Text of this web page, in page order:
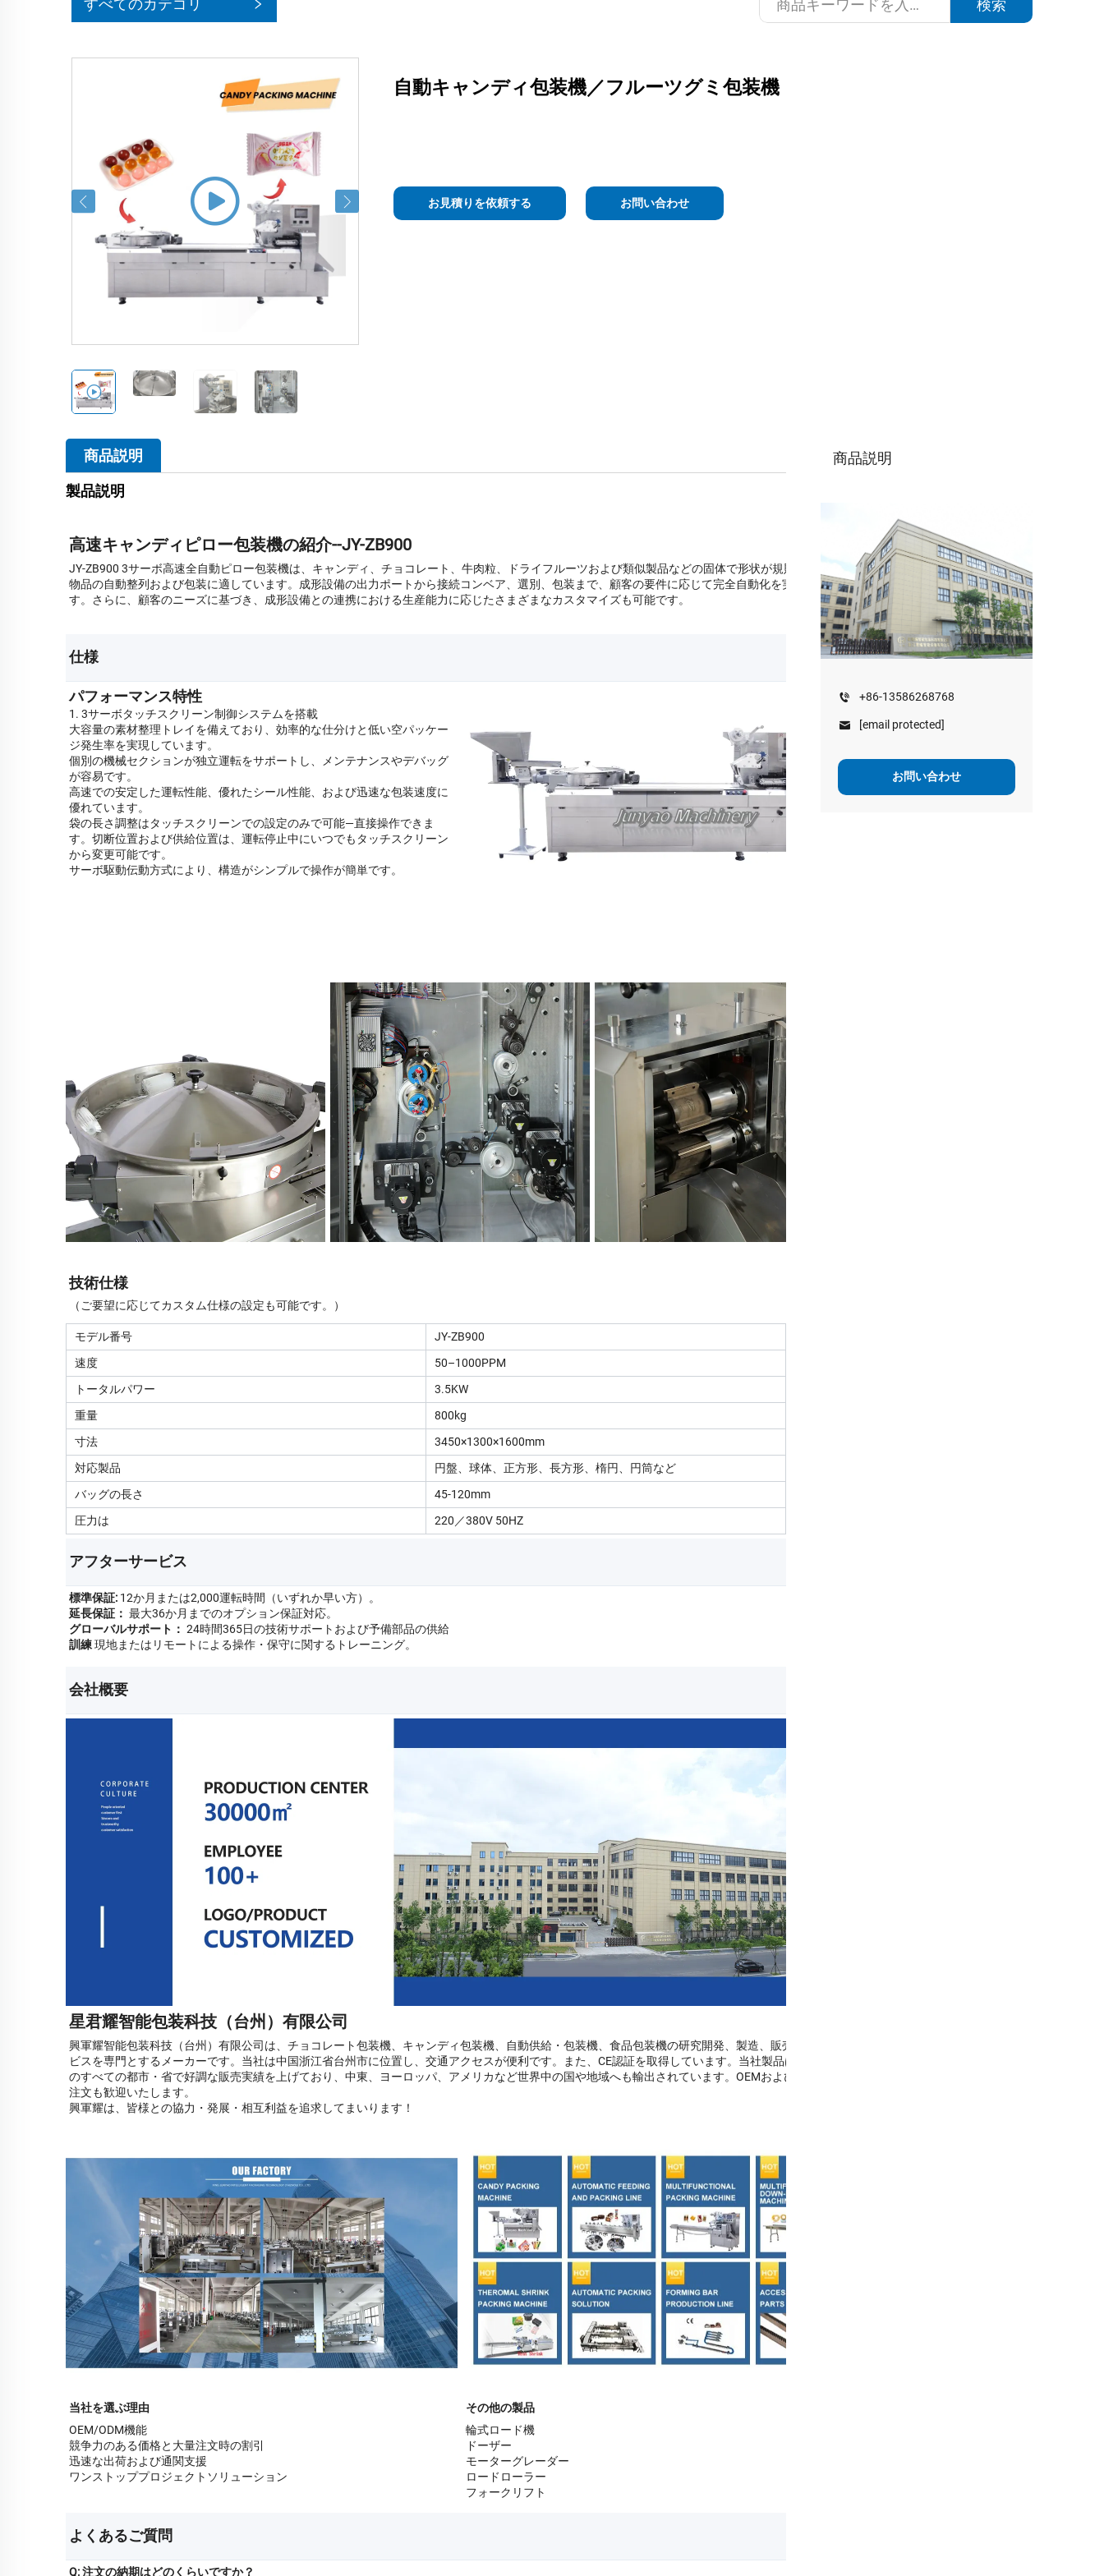
すべてのカテゴリ 検索
自動キャンディ包装機／フルーツグミ包装機
お見積りを依頼する お問い合わせ
商品説明
+86-13586268768
[email protected]
お問い合わせ
商品説明
製品説明
高速キャンディピロー包装機の紹介--JY-ZB900
JY-ZB900 3サーボ高速全自動ピロー包装機は、キャンディ、チョコレート、牛肉粒、ドライフルーツおよび類似製品などの固体で形状が規則的な粒状
物品の自動整列および包装に適しています。成形設備の出力ポートから接続コンベア、選別、包装まで、顧客の要件に応じて完全自動化を実現できま
す。さらに、顧客のニーズに基づき、成形設備との連携における生産能力に応じたさまざまなカスタマイズも可能です。
仕様
パフォーマンス特性
1. 3サーボタッチスクリーン制御システムを搭載
大容量の素材整理トレイを備えており、効率的な仕分けと低い空パッケー
ジ発生率を実現しています。
個別の機械セクションが独立運転をサポートし、メンテナンスやデバッグ
が容易です。
高速での安定した運転性能、優れたシール性能、および迅速な包装速度に
優れています。
袋の長さ調整はタッチスクリーンでの設定のみで可能—直接操作できま
す。切断位置および供給位置は、運転停止中にいつでもタッチスクリーン
から変更可能です。
サーボ駆動伝動方式により、構造がシンプルで操作が簡単です。
技術仕様
（ご要望に応じてカスタム仕様の設定も可能です。）
モデル番号
JY-ZB900
速度
50–1000PPM
トータルパワー
3.5KW
重量
800kg
寸法
3450×1300×1600mm
対応製品
円盤、球体、正方形、長方形、楕円、円筒など
バッグの長さ
45-120mm
圧力は
220／380V 50HZ
アフターサービス
標準保証: 12か月または2,000運転時間（いずれか早い方）。
延長保証： 最大36か月までのオプション保証対応。
グローバルサポート： 24時間365日の技術サポートおよび予備部品の供給
訓練現地またはリモートによる操作・保守に関するトレーニング。
会社概要
星君耀智能包装科技（台州）有限公司
興軍耀智能包装科技（台州）有限公司は、チョコレート包装機、キャンディ包装機、自動供給・包装機、食品包装機の研究開発、製造、販売およびサー
ビスを専門とするメーカーです。当社は中国浙江省台州市に位置し、交通アクセスが便利です。また、CE認証を取得しています。当社製品は中国国内
のすべての都市・省で好調な販売実績を上げており、中東、ヨーロッパ、アメリカなど世界中の国や地域へも輸出されています。OEMおよびODMのご
注文も歓迎いたします。
興軍耀は、皆様との協力・発展・相互利益を追求してまいります！
当社を選ぶ理由
その他の製品
OEM/ODM機能
競争力のある価格と大量注文時の割引
迅速な出荷および通関支援
ワンストッププロジェクトソリューション
輪式ロード機
ドーザー
モーターグレーダー
ロードローラー
フォークリフト
よくあるご質問
Q: 注文の納期はどのくらいですか？